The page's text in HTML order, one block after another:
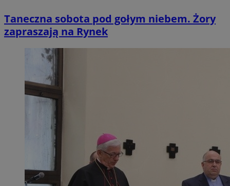
Taneczna sobota pod gołym niebem. Żory
zapraszają na Rynek